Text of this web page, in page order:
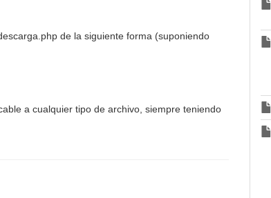
de la siguiente forma (suponiendo
a cualquier tipo de archivo, siempre teniendo